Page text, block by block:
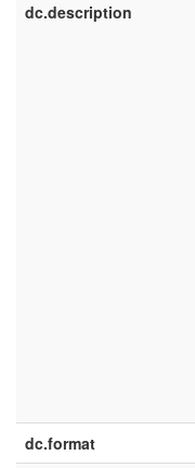
dc.description
dc.format